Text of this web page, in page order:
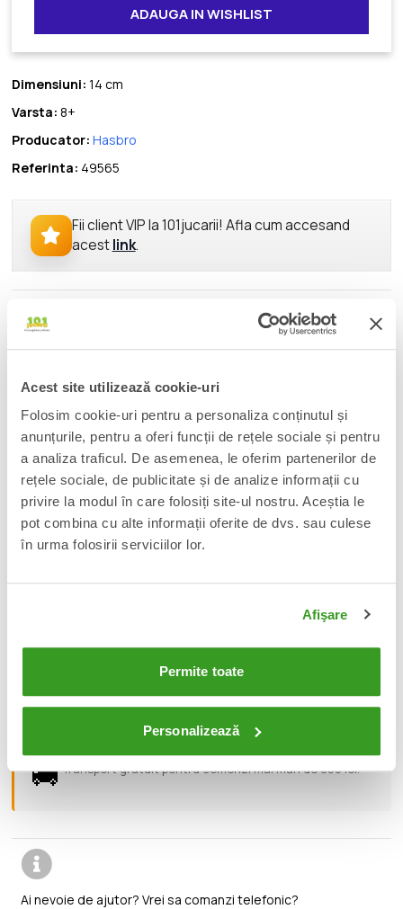
Acest site utilizează cookie-uri
Folosim cookie-uri pentru a personaliza conținutul și
anunțurile, pentru a oferi funcții de rețele sociale și pentru
a analiza traficul. De asemenea, le oferim partenerilor de
rețele sociale, de publicitate și de analize informații cu
privire la modul în care folosiți site-ul nostru. Aceștia le
pot combina cu alte informații oferite de dvs. sau culese
în urma folosirii serviciilor lor.
Afişare
Permite toate
Personalizează
ADAUGA IN WISHLIST
Dimensiuni: 14 cm
Varsta: 8+
Producator: Hasbro
Referinta: 49565
Fii client VIP la 101jucarii! Afla cum accesand
acestlink.
DESCRIERE
Experience the epic universe of Transformers robots with the
The 5.5-inch (14 cm) figure converts from robot action figure to
insect mode in 17 steps. With intricate poseability and
attachable blaster and axe accessories that can be combined
into a larger axe, this Venin action figure makes an awesome
addition to any collection.
Look for more Transformers collectible toys (sold separately,
subject to availability) featuring favorite characters like
lineup that is — More Than Meets the Eye.
📦
🔄 Orice produs poate fi returnat in 14 zile calendaristice
fara vreo justificare.
🚚 Transport gratuit pentru comenzi mai mari de 350 lei.
Ai nevoie de ajutor? Vrei sa comanzi telefonic?